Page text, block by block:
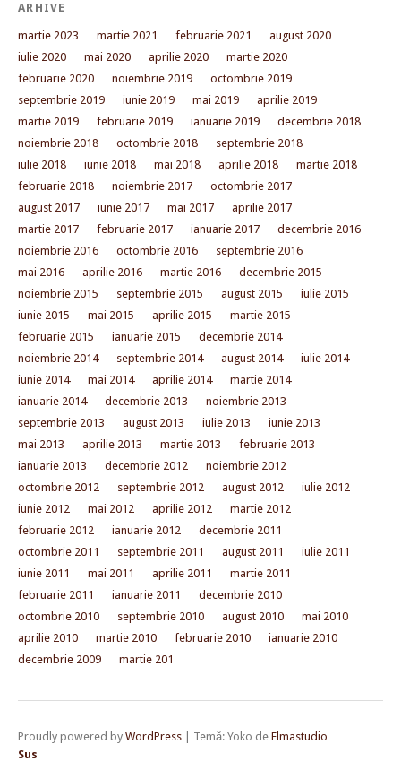
ARHIVE
martie 2023 martie 2021 februarie 2021
august 2020
iulie 2020
mai 2020 aprilie 2020
martie 2020
februarie 2020
noiembrie 2019
octombrie 2019
septembrie 2019
iunie 2019 mai 2019
aprilie 2019
martie 2019
februarie 2019 ianuarie 2019
decembrie 2018
noiembrie 2018
octombrie 2018
septembrie 2018
iulie 2018
iunie 2018 mai 2018 aprilie 2018
martie 2018
februarie 2018
noiembrie 2017
octombrie 2017
august 2017
iunie 2017 mai 2017
aprilie 2017
martie 2017
februarie 2017 ianuarie 2017
decembrie 2016
noiembrie 2016
octombrie 2016
septembrie 2016
mai 2016
aprilie 2016 martie 2016
decembrie 2015
noiembrie 2015
septembrie 2015 august 2015
iulie 2015
iunie 2015
mai 2015 aprilie 2015
martie 2015
februarie 2015
ianuarie 2015
decembrie 2014
noiembrie 2014
septembrie 2014 august 2014
iulie 2014
iunie 2014
mai 2014 aprilie 2014
martie 2014
ianuarie 2014
decembrie 2013
noiembrie 2013
septembrie 2013
august 2013 iulie 2013
iunie 2013
mai 2013
aprilie 2013 martie 2013
februarie 2013
ianuarie 2013
decembrie 2012
noiembrie 2012
octombrie 2012
septembrie 2012 august 2012
iulie 2012
iunie 2012
mai 2012 aprilie 2012
martie 2012
februarie 2012
ianuarie 2012
decembrie 2011
octombrie 2011
septembrie 2011 august 2011
iulie 2011
iunie 2011
mai 2011 aprilie 2011
martie 2011
februarie 2011
ianuarie 2011
decembrie 2010
octombrie 2010
septembrie 2010 august 2010
mai 2010
aprilie 2010
martie 2010 februarie 2010
ianuarie 2010
decembrie 2009
martie 201
Proudly powered by WordPress Temă: Yoko de Elmastudio
Sus